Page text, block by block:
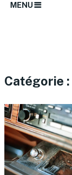
MENU
Catégorie :